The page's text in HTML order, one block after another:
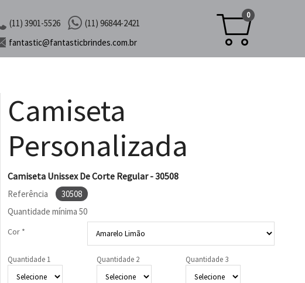
(11) 3901-5526
(11) 96844-2421
fantastic@fantasticbrindes.com.br
0
Camiseta
Personalizada
Camiseta Unissex De Corte Regular - 30508
Referência
30508
Quantidade mínima 50
Cor *
Quantidade 1 Quantidade 2 Quantidade 3